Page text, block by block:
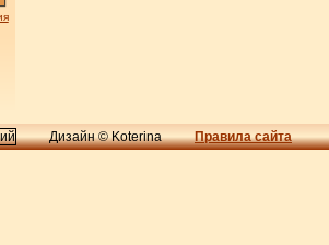
Дизайн © Koterina Правила сайта